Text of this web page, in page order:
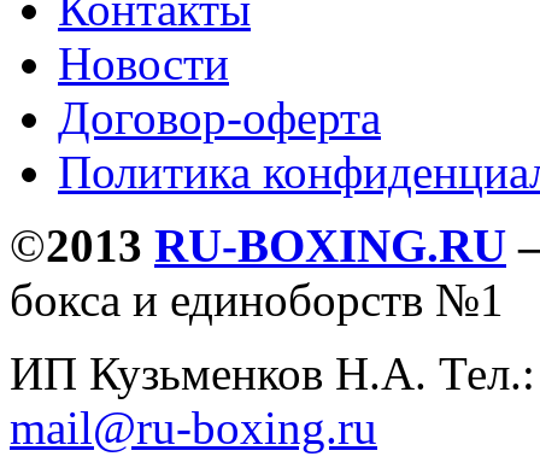
Новости
Договор-оферта
Политика
©2013 RU-BOXING.RU
бокса и единоборств №1
ИП Кузьменков Н.А.
mail@ru-boxing.ru